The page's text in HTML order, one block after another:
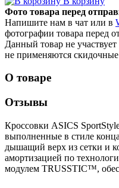
Фото товара перед
Напишите нам в чат или в
фотографии товара перед
Данный товар не
не применяются
О товаре
Отзывы
Кроссовки ASICS
выполненные в стиле
дышащий верх из сетки и
амортизацией по
модулем TRUSSTIC™,